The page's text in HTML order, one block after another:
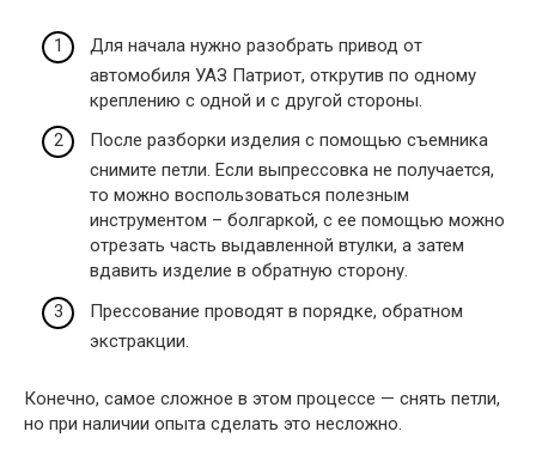
Для начала нужно разобрать привод от
автомобиля УАЗ Патриот, открутив по одному
креплению с одной и с другой стороны.
После разборки изделия с помощью съемника
снимите петли. Если выпрессовка не получается,
то можно воспользоваться полезным
инструментом – болгаркой, с ее помощью можно
отрезать часть выдавленной втулки, а затем
вдавить изделие в обратную сторону.
Прессование проводят в порядке, обратном
экстракции.
Конечно, самое сложное в этом процессе — снять петли,
но при наличии опыта сделать это несложно.